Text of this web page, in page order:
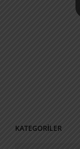
KATEGORİLER